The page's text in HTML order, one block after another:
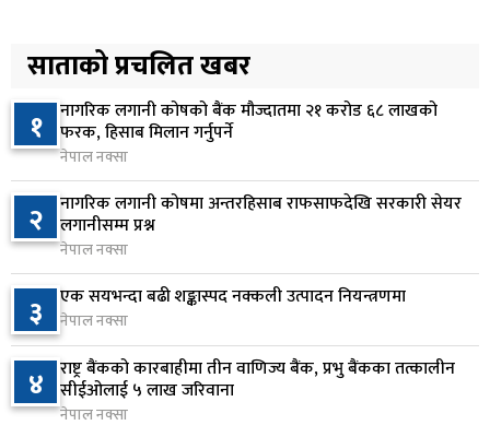
५
सरकारद्वारा राष्ट्रसेवक कर्मचारीको नयाँ तलबमान
स्वीकृत, न्यूनतम तलब २८ हजार ९८४ रुपैयाँ
९ घण्टा अघि
६
सिद्धबाबा सुरुङ निर्माणमा ३ अर्ब १ करोड खर्च, २०८३
फागुनको समयसीमा
१५ घण्टा अघि
७
निम्सदाइसहित चार पर्वतारोहीको शव बेस क्याम्पमा
ल्याइयो
१ दिन अघि
८
सुनसरी र सिरहाका घटनाका पीडितलाई राहत र उपचार
दिने सरकारको निर्णय
१ दिन अघि
साताको प्रचलित खबर
१ नागरिक लगानी कोषको बैंक मौज्दातमा २१ करोड ६८ लाखको
फरक, हिसाब मिलान गर्नुपर्ने
नेपाल नक्सा
२ नागरिक लगानी कोषमा अन्तरहिसाब राफसाफदेखि सरकारी सेयर
लगानीसम्म प्रश्न
नेपाल नक्सा
३ एक सयभन्दा बढी शङ्कास्पद नक्कली उत्पादन नियन्त्रणमा
नेपाल नक्सा
४ राष्ट्र बैंकको कारबाहीमा तीन वाणिज्य बैंक, प्रभु बैंकका तत्कालीन
सीईओलाई ५ लाख जरिवाना
नेपाल नक्सा